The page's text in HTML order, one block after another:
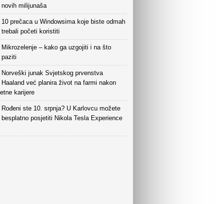
novih milijunaša
10 prečaca u Windowsima koje biste odmah
trebali početi koristiti
Mikrozelenje – kako ga uzgojiti i na što
paziti
Norveški junak Svjetskog prvenstva
Haaland već planira život na farmi nakon
karijere
Rođeni ste 10. srpnja? U Karlovcu možete
besplatno posjetiti Nikola Tesla Experience